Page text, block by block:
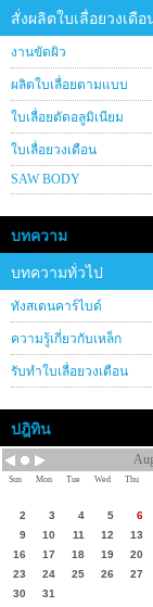
สั่งผลิตใบเลื่อยวงเดือ
งานขัดผิว
ผลิตใบเลื่อยตามแบบ
ใบเลื่อยตัดอลูมิเนียม
ใบเลื่อยวงเดือน
SAW BODY
บทความ
บทความทั่วไป
ทังสเตนคาร์ไบด์
ความรู้เกี่ยวกับเหล็ก
รับทำใบเลื่อยวงเดือน
ปฎิทิน
Sun Mon Tue Wed Thu
2
3 4 5 6
9
10 11 12 13
16
17 18 19 20
23
24 25 26 27
30
31